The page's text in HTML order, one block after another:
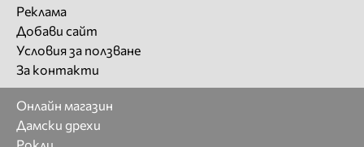
Реклама
Добави сайт
Условия за ползване
За контакти
Онлайн магазин
Дамски дрехи